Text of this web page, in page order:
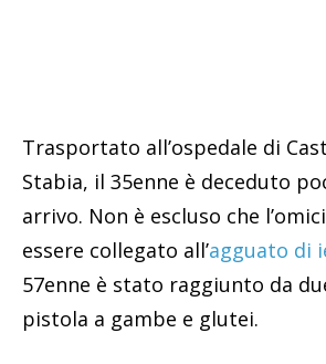
Trasportato all’ospedale di
Stabia, il 35enne è deceduto
arrivo. Non è escluso che
essere collegato all’agguato di
57enne è stato raggiunto da
pistola a gambe e glutei.